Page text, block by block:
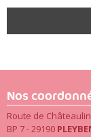
Nos
Route de Châteaulin
BP 7 - 29190